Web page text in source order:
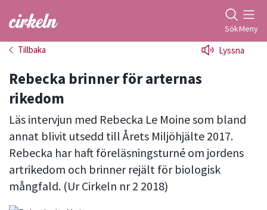
Gå till studiefrämjandets startsida SökMeny
Tillbaka Lyssna
Rebecka brinner för arternas
rikedom
Läs intervjun med Rebecka Le Moine som bland
annat blivit utsedd till Årets Miljöhjälte 2017.
Rebecka har haft föreläsningsturné om jordens
artrikedom och brinner rejält för biologisk
mångfald. (Ur Cirkeln nr 2 2018)